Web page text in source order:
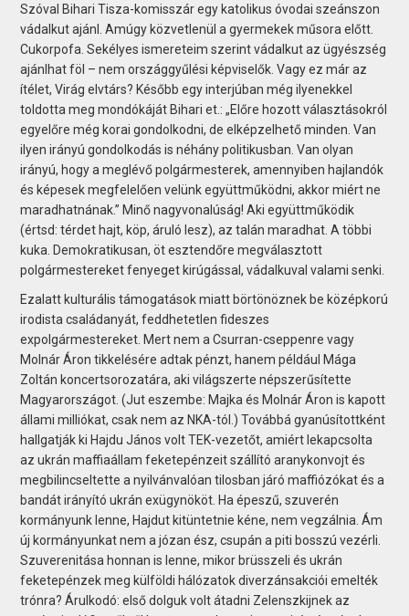
Szóval Bihari Tisza-komisszár egy katolikus óvodai szeánszon
vádalkut ajánl. Amúgy közvetlenül a gyermekek műsora előtt.
Cukorpofa. Sekélyes ismereteim szerint vádalkut az ügyészség
ajánlhat föl – nem országgyűlési képviselők. Vagy ez már az
ítélet, Virág elvtárs? Később egy interjúban még ilyenekkel
toldotta meg mondókáját Bihari et.: „Előre hozott választásokról
egyelőre még korai gondolkodni, de elképzelhető minden. Van
ilyen irányú gondolkodás is néhány politikusban. Van olyan
irányú, hogy a meglévő polgármesterek, amennyiben hajlandók
és képesek megfelelően velünk együttműködni, akkor miért ne
maradhatnának.” Minő nagyvonalúság! Aki együttműködik
(értsd: térdet hajt, köp, áruló lesz), az talán maradhat. A többi
kuka. Demokratikusan, öt esztendőre megválasztott
polgármestereket fenyeget kirúgással, vádalkuval valami senki.
Ezalatt kulturális támogatások miatt börtönöznek be középkorú
irodista családanyát, feddhetetlen fideszes
expolgármestereket. Mert nem a Csurran-cseppenre vagy
Molnár Áron tikkelésére adtak pénzt, hanem például Mága
Zoltán koncertsorozatára, aki világszerte népszerűsítette
Magyarországot. (Jut eszembe: Majka és Molnár Áron is kapott
állami milliókat, csak nem az NKA-tól.) Továbbá gyanúsítottként
hallgatják ki Hajdu János volt TEK-vezetőt, amiért lekapcsolta
az ukrán maffiaállam feketepénzeit szállító aranykonvojt és
megbilincseltette a nyilvánvalóan tilosban járó maffiózókat és a
bandát irányító ukrán exügynököt. Ha épeszű, szuverén
kormányunk lenne, Hajdut kitüntetnie kéne, nem vegzálnia. Ám
új kormányunkat nem a józan ész, csupán a piti bosszú vezérli.
Szuverenitása honnan is lenne, mikor brüsszeli és ukrán
feketepénzek meg külföldi hálózatok diverzáns­akciói emelték
trónra? Árulkodó: első dolguk volt átadni Zelenszkijnek az